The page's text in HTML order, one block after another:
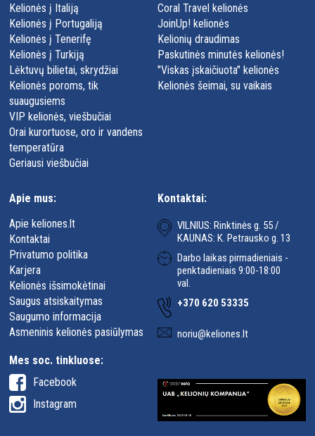
Kelionės į Italiją
Kelionės į Portugaliją
Kelionės į Tenerifę
Kelionės į Turkiją
Lėktuvų bilietai, skrydžiai
Kelionės poroms, tik
suaugusiems
VIP kelionės, viešbučiai
Orai kurortuose, oro ir vandens
temperatūra
Geriausi viešbučiai
Coral Travel kelionės
JoinUp! kelionės
Kelionių draudimas
Paskutinės minutės kelionės!
"Viskas įskaičiuota" kelionės
Kelionės šeimai, su vaikais
Kontaktai:
VILNIUS: Rinktinės g. 55 /
KAUNAS: K. Petrausko g. 13
Darbo laikas pirmadieniais -
penktadieniais 9:00-18:00
val.
+370 620 53335
noriu@keliones.lt
Apie mus:
Apie keliones.lt
Kontaktai
Privatumo politika
Karjera
Kelionės išsimokėtinai
Saugus atsiskaitymas
Saugumo informacija
Asmeninis kelionės pasiūlymas
Mes soc. tinkluose:
Facebook
Instagram